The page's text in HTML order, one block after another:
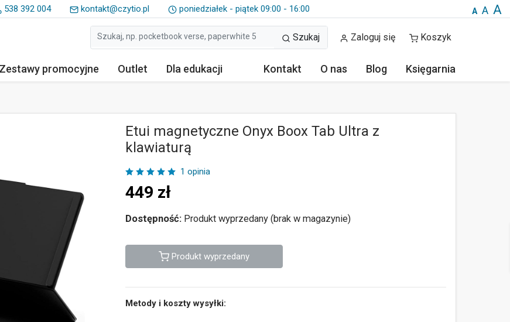
538 392 004 kontakt@czytio.pl poniedziałek - piątek 09:00 - 16:00 A A A
Szukaj Zaloguj się Koszyk
Zestawy promocyjne Outlet Dla edukacji Kontakt O nas Blog Księgarnia
Etui magnetyczne Onyx Boox Tab Ultra z
klawiaturą
1 opinia
449 zł
Dostępność: Produkt wyprzedany (brak w magazynie)
Produkt wyprzedany
Metody i koszty wysyłki: